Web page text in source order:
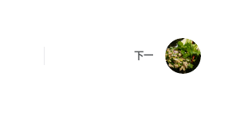
下一